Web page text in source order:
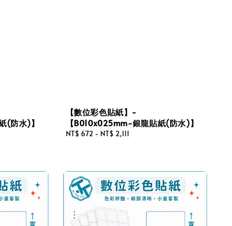
(防水)】
【數位彩色貼紙】-
【B010x025mm-銀龍貼紙(防水)】
Regular
NT$ 672 - NT$ 2,111